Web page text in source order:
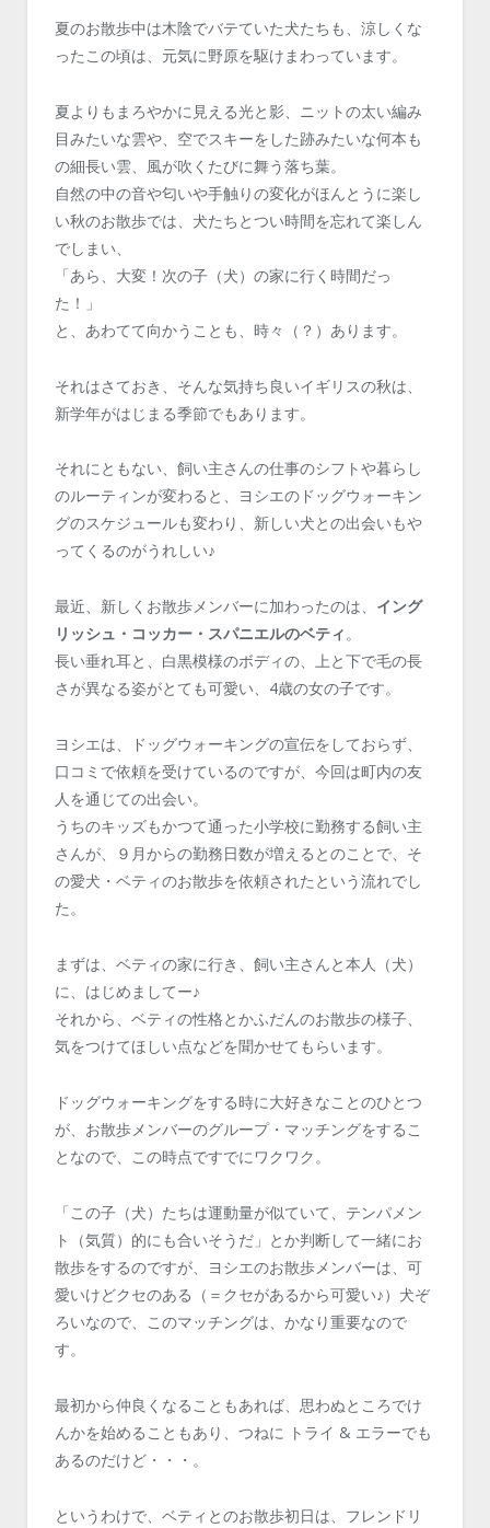
夏のお散歩中は木陰でバテていた犬たちも、涼しくな
ったこの頃は、元気に野原を駆けまわっています。
夏よりもまろやかに見える光と影、ニットの太い編み
目みたいな雲や、空でスキーをした跡みたいな何本も
の細長い雲、風が吹くたびに舞う落ち葉。
自然の中の音や匂いや手触りの変化がほんとうに楽し
い秋のお散歩では、犬たちとつい時間を忘れて楽しん
でしまい、
「あら、大変！次の子（犬）の家に行く時間だっ
た！」
と、あわてて向かうことも、時々（？）あります。
それはさておき、そんな気持ち良いイギリスの秋は、
新学年がはじまる季節でもあります。
それにともない、飼い主さんの仕事のシフトや暮らし
のルーティンが変わると、ヨシエのドッグウォーキン
グのスケジュールも変わり、新しい犬との出会いもや
ってくるのがうれしい♪
最近、新しくお散歩メンバーに加わったのは、 イング
リッシュ・コッカー・スパニエルのベティ。
長い垂れ耳と、白黒模様のボディの、上と下で毛の長
さが異なる姿がとても可愛い、4歳の女の子です。
ヨシエは、ドッグウォーキングの宣伝をしておらず、
口コミで依頼を受けているのですが、今回は町内の友
人を通じての出会い。
うちのキッズもかつて通った小学校に勤務する飼い主
さんが、９月からの勤務日数が増えるとのことで、そ
の愛犬・ベティのお散歩を依頼されたという流れでし
た。
まずは、ベティの家に行き、飼い主さんと本人（犬）
に、はじめましてー♪
それから、ベティの性格とかふだんのお散歩の様子、
気をつけてほしい点などを聞かせてもらいます。
ドッグウォーキングをする時に大好きなことのひとつ
が、お散歩メンバーのグループ・マッチングをするこ
となので、この時点ですでにワクワク。
「この子（犬）たちは運動量が似ていて、テンパメン
ト（気質）的にも合いそうだ」とか判断して一緒にお
散歩をするのですが、ヨシエのお散歩メンバーは、可
愛いけどクセのある（＝クセがあるから可愛い♪）犬ぞ
ろいなので、このマッチングは、かなり重要なので
す。
最初から仲良くなることもあれば、思わぬところでけ
んかを始めることもあり、つねに トライ & エラーでも
あるのだけど・・・。
というわけで、ベティとのお散歩初日は、フレンドリ